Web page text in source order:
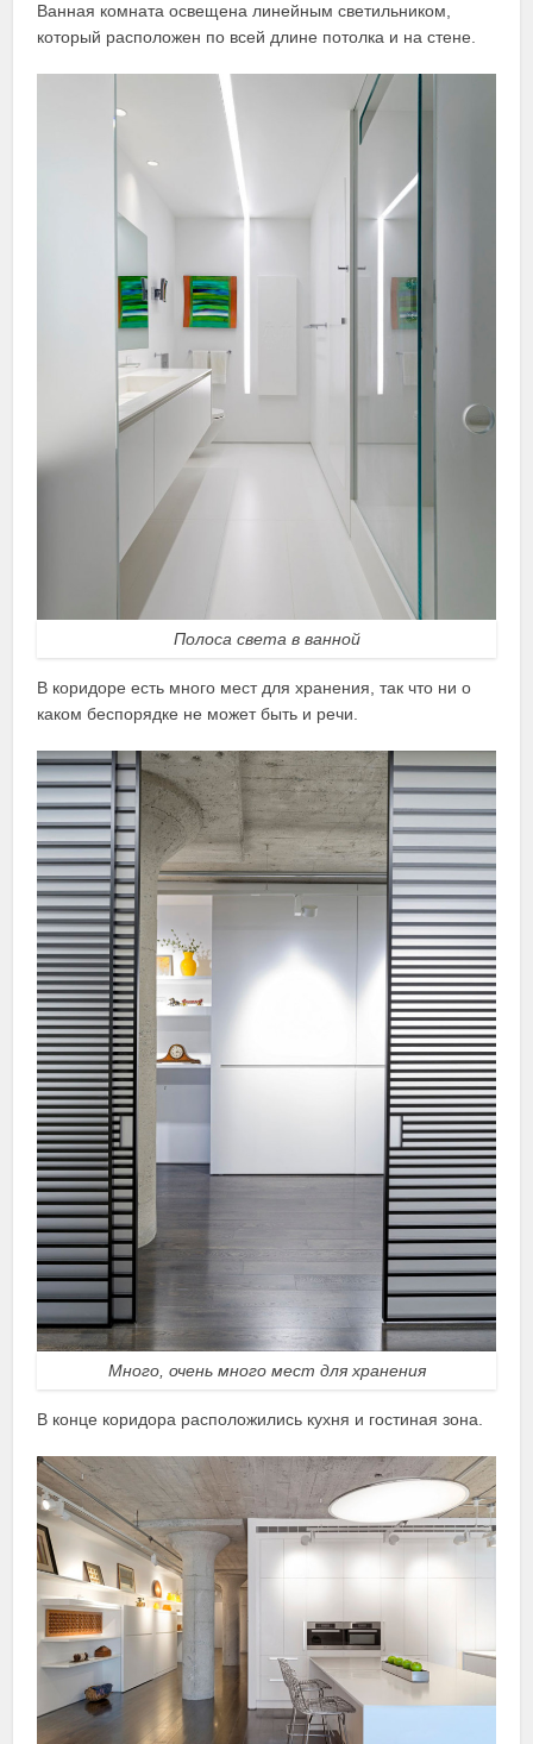
Ванная комната освещена линейным светильником,
который расположен по всей длине потолка и на стене.
Полоса света в ванной
В коридоре есть много мест для хранения, так что ни о
каком беспорядке не может быть и речи.
Много, очень много мест для хранения
В конце коридора расположились кухня и гостиная зона.